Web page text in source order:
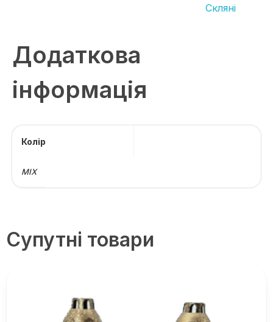
Скляні
Додаткова
інформація
Колір
MIX
Супутні товари